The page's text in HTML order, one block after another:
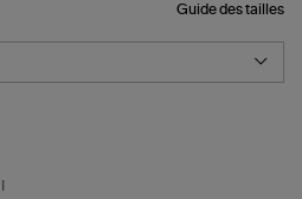
Guide des tailles